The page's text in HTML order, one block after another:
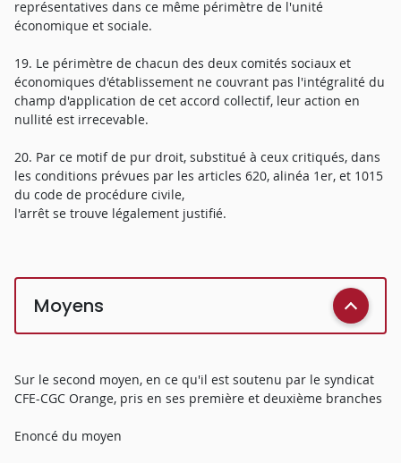
représentatives dans ce même périmètre de l'unité
économique et sociale.
19. Le périmètre de chacun des deux comités sociaux et
économiques d'établissement ne couvrant pas l'intégralité du
champ d'application de cet accord collectif, leur action en
nullité est irrecevable.
20. Par ce motif de pur droit, substitué à ceux critiqués, dans
les conditions prévues par les articles 620, alinéa 1er, et 1015
du code de procédure civile,
l'arrêt se trouve légalement justifié.
Moyens
Sur le second moyen, en ce qu'il est soutenu par le syndicat
CFE-CGC Orange, pris en ses première et deuxième branches
Enoncé du moyen